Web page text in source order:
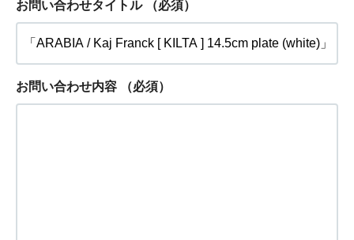
お問い合わせタイトル （必須）
お問い合わせ内容 （必須）